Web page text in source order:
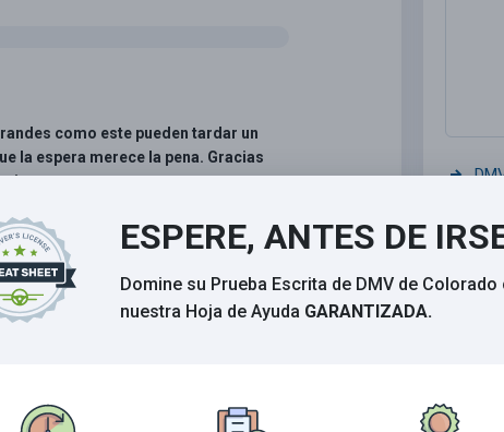
como este pueden tardar un
la espera merece la pena. Gracias
ESPERE, ANTES DE
Domine su Prueba Escrita de DMV de Colorado
nuestra Hoja de Ayuda GARANTIZADA.